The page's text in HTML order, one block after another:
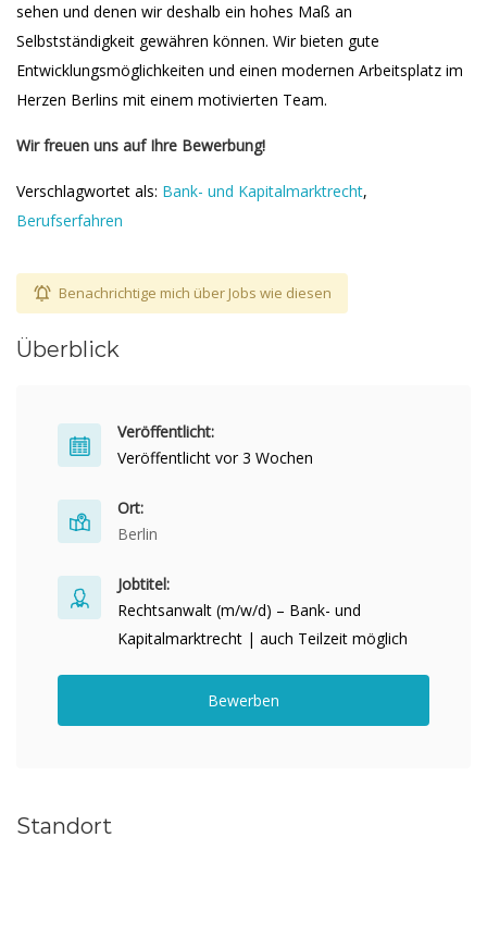
sehen und denen wir deshalb ein hohes Maß an
Selbstständigkeit gewähren können. Wir bieten gute
Entwicklungsmöglichkeiten und einen modernen Arbeitsplatz im
Herzen Berlins mit einem motivierten Team.
Wir freuen uns auf Ihre Bewerbung!
Verschlagwortet als: Bank- und Kapitalmarktrecht,
Berufserfahren
Benachrichtige mich über Jobs wie diesen
Überblick
Veröffentlicht:
Veröffentlicht vor 3 Wochen
Ort:
Berlin
Jobtitel:
Rechtsanwalt (m/w/d) – Bank- und
Kapitalmarktrecht | auch Teilzeit möglich
Bewerben
Standort